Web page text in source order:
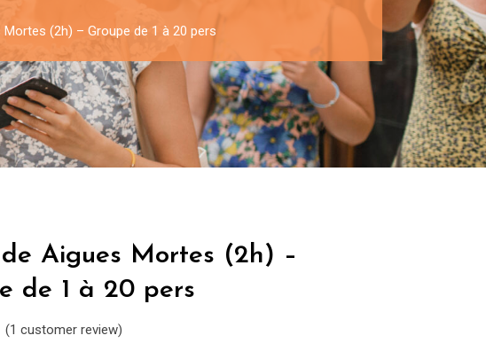
(2h) – Groupe de 1 à 20 pers
Aigues Mortes (2h) –
de 1 à 20 pers
(1 customer review)